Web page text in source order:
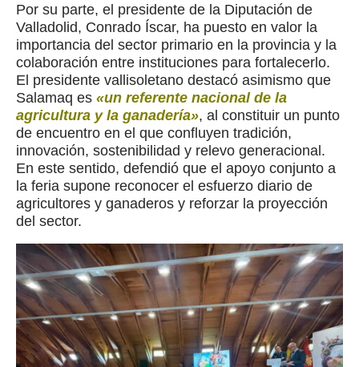
Por su parte, el presidente de la Diputación de
Valladolid, Conrado Íscar, ha puesto en valor la
importancia del sector primario en la provincia y la
colaboración entre instituciones para fortalecerlo.
El presidente vallisoletano destacó asimismo que
Salamaq es «un referente nacional de la
agricultura y la ganadería», al constituir un punto
de encuentro en el que confluyen tradición,
innovación, sostenibilidad y relevo generacional.
En este sentido, defendió que el apoyo conjunto a
la feria supone reconocer el esfuerzo diario de
agricultores y ganaderos y reforzar la proyección
del sector.